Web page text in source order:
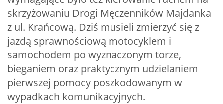
skrzyżowaniu Drogi Męczenników Majdanka
z ul. Krańcową. Dziś musieli zmierzyć się z
jazdą sprawnościową motocyklem i
samochodem po wyznaczonym torze,
bieganiem oraz praktycznym udzielaniem
pierwszej pomocy poszkodowanym w
wypadkach komunikacyjnych.